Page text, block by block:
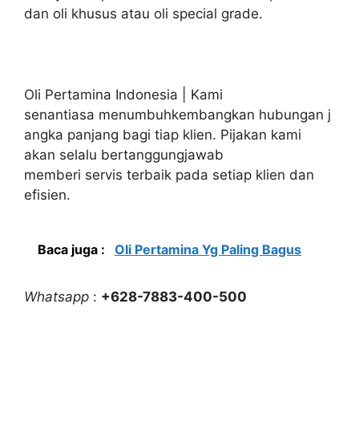
dan oli khusus atau oli special grade.
Oli Pertamina Indonesia | Kami
senantiasa menumbuhkembangkan hubungan j
angka panjang bagi tiap klien. Pijakan kami
akan selalu bertanggungjawab
memberi servis terbaik pada setiap klien dan
efisien.
Baca juga : Oli Pertamina Yg Paling Bagus
Whatsapp : +628-7883-400-500